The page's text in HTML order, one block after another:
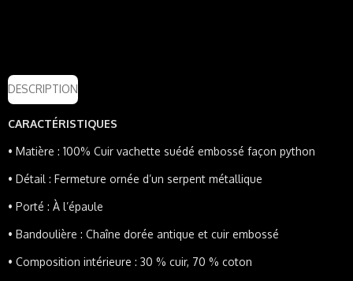
DESCRIPTION
CARACTÉRISTIQUES
• Matière : 100% Cuir vachette suédé embossé façon python
• Détail : Fermeture ornée d’un serpent métallique
• Porté : À l’épaule
• Bandoulière : Chaîne dorée antique et cuir embossé
• Composition intérieure : 30 % cuir, 70 % coton